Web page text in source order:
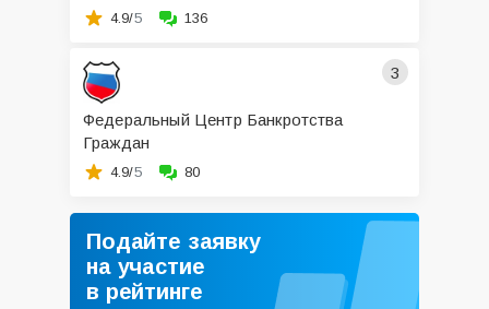
4.9/5 136
3
Федеральный Центр Банкротства
Граждан
4.9/5 80
Подайте заявку
на участие
в рейтинге